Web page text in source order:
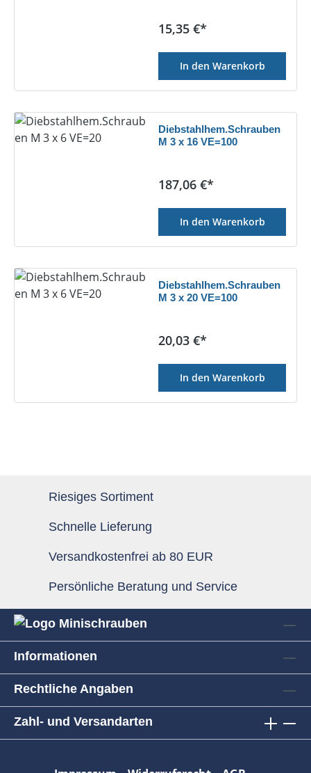
Regulärer Preis:
15,35 €*
In den Warenkorb
Diebstahlhem.Schrauben
M 3 x 16 VE=100
Regulärer Preis:
187,06 €*
In den Warenkorb
Diebstahlhem.Schrauben
M 3 x 20 VE=100
Regulärer Preis:
20,03 €*
In den Warenkorb
Riesiges Sortiment
Schnelle Lieferung
Versandkostenfrei ab 80 EUR
Persönliche Beratung und Service
Informationen
Rechtliche Angaben
Zahl- und Versandarten